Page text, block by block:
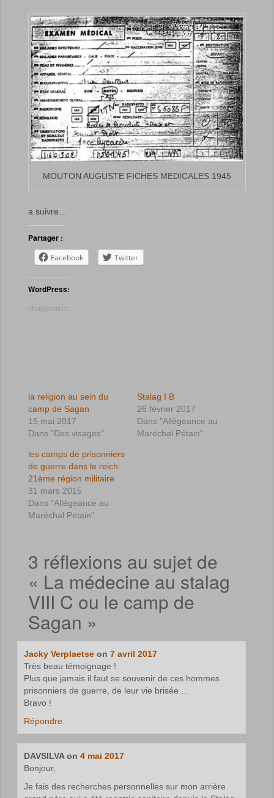
MOUTON AUGUSTE FICHES MEDICALES 1945
a suivre…
Partager :
Facebook Twitter
WordPress:
chargement…
la religion au sein du
camp de Sagan
15 mai 2017
Dans "Des visages"
Stalag I B
26 février 2017
Dans "Allégeance au
Maréchal Pétain"
les camps de prisonniers
de guerre dans le reich
21ème région militaire
31 mars 2015
Dans "Allégeance au
Maréchal Pétain"
3 réflexions au sujet de
« La médecine au stalag
VIII C ou le camp de
Sagan »
Jacky Verplaetse on7 avril 2017
Très beau témoignage !
Plus que jamais il faut se souvenir de ces hommes
prisonniers de guerre, de leur vie brisée …
Bravo !
Répondre
DAVSILVAon4 mai 2017
Bonjour,
Je fais des recherches personnelles sur mon arrière